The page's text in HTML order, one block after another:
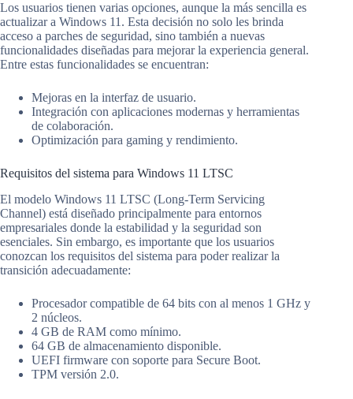
Los usuarios tienen varias opciones, aunque la más sencilla es
actualizar a Windows 11. Esta decisión no solo les brinda
acceso a parches de seguridad, sino también a nuevas
funcionalidades diseñadas para mejorar la experiencia general.
Entre estas funcionalidades se encuentran:
Mejoras en la interfaz de usuario.
Integración con aplicaciones modernas y herramientas
de colaboración.
Optimización para gaming y rendimiento.
Requisitos del sistema para Windows 11 LTSC
El modelo Windows 11 LTSC (Long-Term Servicing
Channel) está diseñado principalmente para entornos
empresariales donde la estabilidad y la seguridad son
esenciales. Sin embargo, es importante que los usuarios
conozcan los requisitos del sistema para poder realizar la
transición adecuadamente:
Procesador compatible de 64 bits con al menos 1 GHz y
2 núcleos.
4 GB de RAM como mínimo.
64 GB de almacenamiento disponible.
UEFI firmware con soporte para Secure Boot.
TPM versión 2.0.